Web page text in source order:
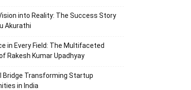
into Reality: The Success Story
Akurathi
in Every Field: The Multifaceted
Rakesh Kumar Upadhyay
Bridge Transforming Startup
in India